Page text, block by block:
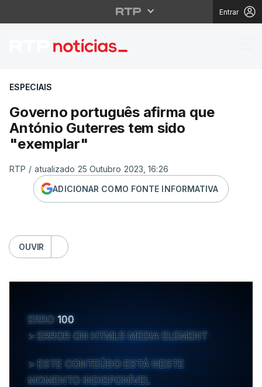
Entrar
Governo português
ESPECIAIS
Governo português afirma que
António Guterres tem sido
"exemplar"
RTP / atualizado 25 Outubro 2023, 16:26
ADICIONAR COMO FONTE INFORMATIVA
OUVIR
ERRO 100
ERROR ON HTML5 MEDIA ELEMENT
ESTE CONTEÚDO ESTÁ NESTE
MOMENTO INDISPONÍVEL